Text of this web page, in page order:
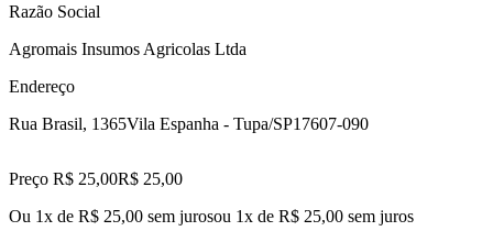
Razão Social
Agromais Insumos Agricolas Ltda
Endereço
Rua Brasil, 1365Vila Espanha - Tupa/SP17607-090
Preço R$ 25,00R$ 25,00
Ou 1x de R$ 25,00 sem jurosou 1x de R$ 25,00 sem juros